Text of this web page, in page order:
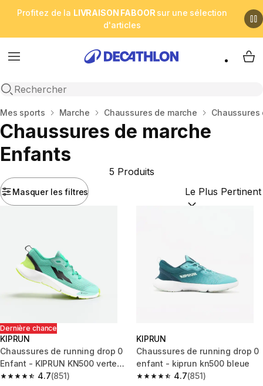
Profitez de la LIVRAISON FABOOR sur une sélection
d'articles
Menu
Open search
My
Accueil
Mes sports Marche Chaussures de marche Chaussures
Chaussures de marche
Enfants
Masquer les filtres
5 Produits
Trier par :
Dernière chance
KIPRUN
Chaussures de running drop 0
Enfant - KIPRUN KN500 vertes
jaunes noires
4.7
4.7 out of 5 stars from 851 reviews
(851)
KIPRUN
Chaussures de running drop 0
enfant - kiprun kn500 bleue
4.7
4.7 out of 5 stars from 851
(851)